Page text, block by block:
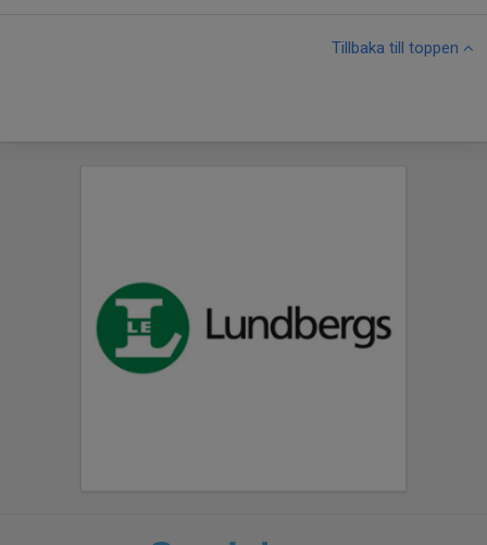
Tillbaka till toppen